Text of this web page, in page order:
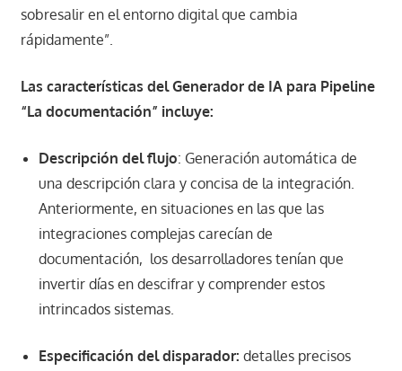
sobresalir en el entorno digital que cambia
rápidamente”.
Las características del Generador de IA para Pipeline
“La documentación” incluye:
Descripción del flujo: Generación automática de
una descripción clara y concisa de la integración.
Anteriormente, en situaciones en las que las
integraciones complejas carecían de
documentación, los desarrolladores tenían que
invertir días en descifrar y comprender estos
intrincados sistemas.
Especificación del disparador: detalles precisos